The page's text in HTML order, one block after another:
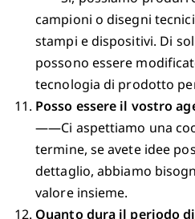
campioni o disegni
stampi e dispositivi. Di
possono essere
tecnologia di prodotto
Posso essere il vostro
——Ci aspettiamo una
termine, se avete idee
dettaglio, abbiamo
valore insieme.
Quanto dura il periodo